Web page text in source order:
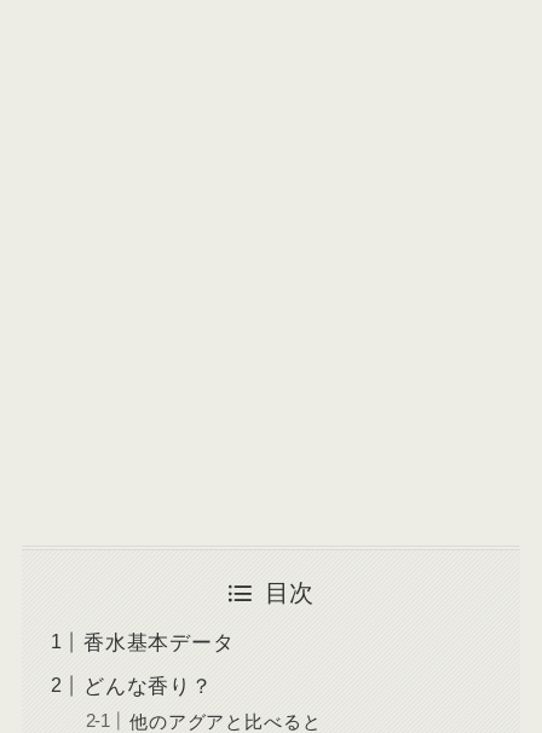
目次
香水基本データ
どんな香り？
他のアグアと比べると